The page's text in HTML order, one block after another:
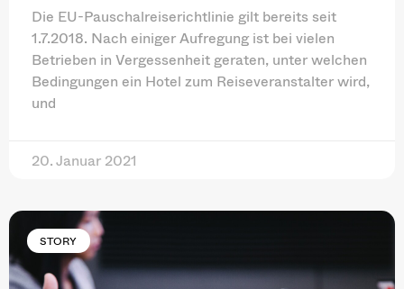
Die EU-Pauschalreiserichtlinie gilt bereits seit
1.7.2018. Nach einiger Aufregung ist bei vielen
Betrieben in Vergessenheit geraten, unter welchen
Bedingungen ein Hotel zum Reiseveranstalter wird,
und
20. Januar 2021
STORY